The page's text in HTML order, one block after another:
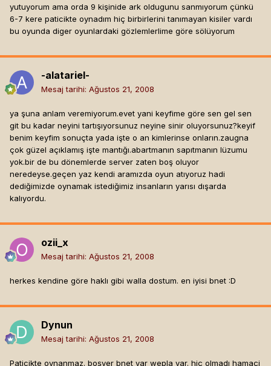
yutuyorum ama orda 9 kişinide ark oldugunu sanmıyorum çünkü
6-7 kere paticikte oynadım hiç birbirlerini tanımayan kisiler vardı
bu oyunda diger oyunlardaki gözlemlerlime göre sölüyorum
-alatariel-
Mesaj tarihi: Ağustos 21, 2008
ya şuna anlam veremiyorum.evet yani keyfime göre sen gel sen
git bu kadar neyini tartışıyorsunuz neyine sinir oluyorsunuz?keyif
benim keyfim sonuçta yada işte o an kimlerinse onların.zaugna
çok güzel açıklamış işte mantığı.abartmanın sapıtmanın lüzumu
yok.bir de bu dönemlerde server zaten boş oluyor
neredeyse.geçen yaz kendi aramızda oyun atıyoruz hadi
dediğimizde oynamak istediğimiz insanların yarısı dışarda
kalıyordu.
ozii_x
Mesaj tarihi: Ağustos 21, 2008
herkes kendine göre haklı gibi walla dostum. en iyisi bnet :D
Dynun
Mesaj tarihi: Ağustos 21, 2008
Paticikte oynanmaz. boşver bnet var wepla var. hiç olmadı hamaçi